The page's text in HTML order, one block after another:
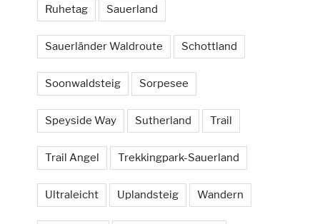
Ruhetag Sauerland
Sauerländer Waldroute Schottland
Soonwaldsteig Sorpesee
Speyside Way Sutherland Trail
Trail Angel Trekkingpark-Sauerland
Ultraleicht Uplandsteig Wandern